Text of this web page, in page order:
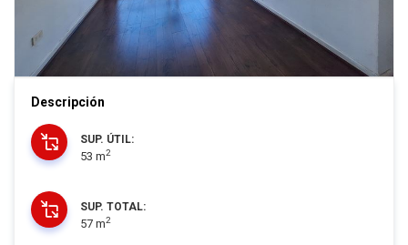
Descripción
SUP. ÚTIL:
53 m2
SUP. TOTAL:
57 m2